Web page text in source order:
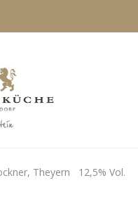
Theyern 12,5% Vol.